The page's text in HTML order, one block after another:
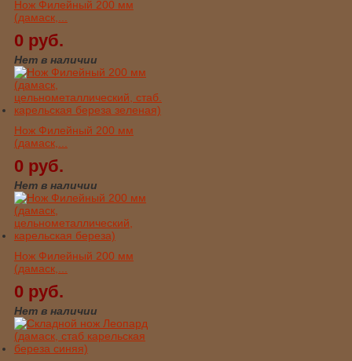
Нож Филейный 200 мм
(дамаск,...
0 руб.
Нет в наличии
Нож Филейный 200 мм
(дамаск,...
0 руб.
Нет в наличии
Нож Филейный 200 мм
(дамаск,...
0 руб.
Нет в наличии